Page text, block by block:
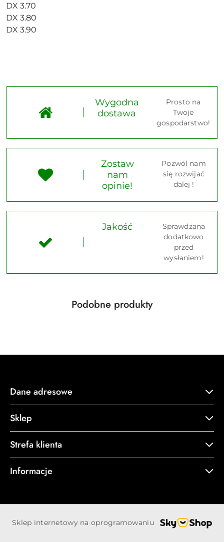
DX 3.70
DX 3.80
DX 3.90
Wygodna
dostawa
Prosto na
Twoje
gospodarstwo!
Zostaw
nam
opinie!
Pozwól nam
się rozwijać
dalej !
Jakość
Sprawdzana
dodatkowo
przed
wysłaniem!
Pomiń karuzelę produktów
Produkty
Podobne produkty
Dane adresowe
Sklep
Strefa klienta
Informacje
Sklep internetowy na oprogramowaniu